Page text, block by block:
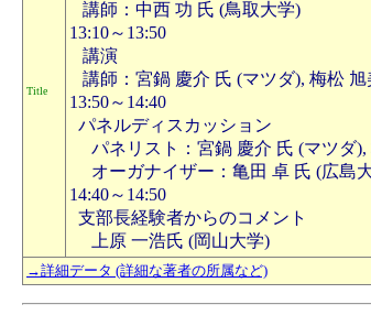
Title
講師：中西 功 氏 (鳥取大学)
13:10～13:50
講演
講師：宮鍋 慶介 氏 (マツダ), 梅松 旭
13:50～14:40
パネルディスカッション
パネリスト：宮鍋 慶介 氏 (マツダ),
オーガナイザー：亀田 卓 氏 (広島
14:40～14:50
支部長経験者からのコメント
上原 一浩氏 (岡山大学)
→詳細データ (詳細な著者の所属など)